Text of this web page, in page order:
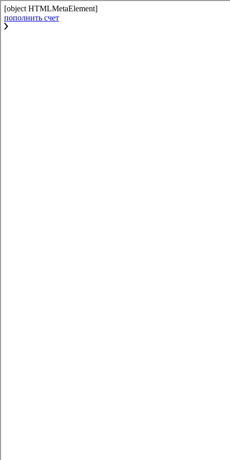
[object HTMLMetaElement]
пополнить счет